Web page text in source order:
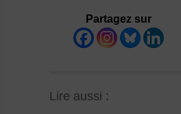
Partagez sur
Lire aussi :